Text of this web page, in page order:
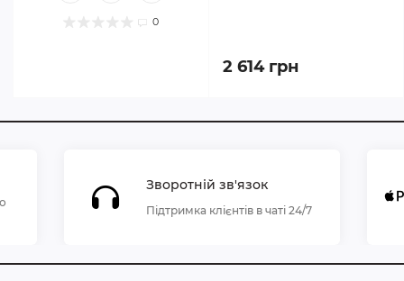
0
2 614 грн
Зворотній зв'язок
Підтримка клієнтів в чаті 24/7